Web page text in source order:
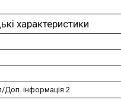
характеристики
Доп. інформація 2